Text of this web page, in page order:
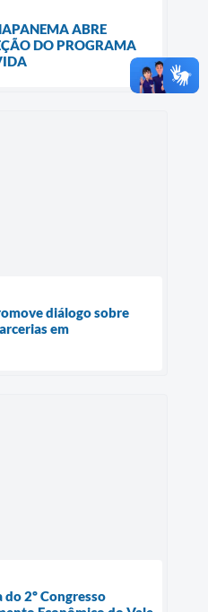
ABRE
DO PROGRAMA
diálogo sobre
em
2º Congresso